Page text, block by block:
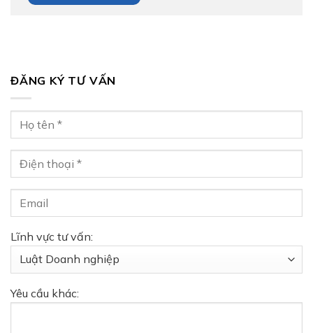
ĐĂNG KÝ TƯ VẤN
Lĩnh vực tư vấn:
Yêu cầu khác: